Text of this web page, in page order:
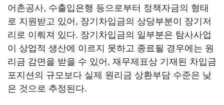
어촌공사, 수출입은행 등으로부터 정책자금의 형태
로 지원받고 있어, 장기차입금의 상당부분이 장기저
리로 이뤄져 있다. 장기차입금의 일부분은 탐사사업
이 상업적 생산에 이르지 못하고 종료될 경우에는 원
리금 감면을 받을 수 있어, 재무제표상 기재된 차입금
포지션의 규모보다 실제 원리금 상환부담 수준은 낮
은 것으로 추정된다.